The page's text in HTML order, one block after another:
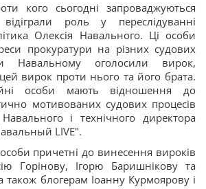
кого сьогодні запроваджуються
роль у переслідуванні
Олексія Навального. Ці особи
прокуратури на різних судових
Навальному оголосили вирок,
вирок проти нього та його брата.
особи мають відношення до
мотивованих судових процесів
і технічного директора
LIVE".
особи причетні до винесення вироків
Горінову, Ігорю Баришнікову та
також блогерам Іоанну Курмоярову і